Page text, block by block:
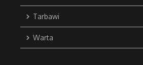
Tarbawi
Warta